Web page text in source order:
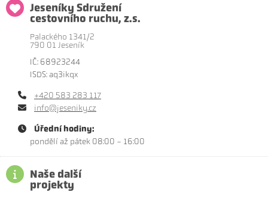
Jeseníky Sdružení
cestovního ruchu, z.s.
Palackého 1341/2
790 01 Jeseník
IČ: 68923244
ISDS: aq3ikqx
+420 583 283 117
info@jeseniky.cz
Úřední hodiny:
pondělí až pátek 08:00 - 16:00
Naše další
projekty